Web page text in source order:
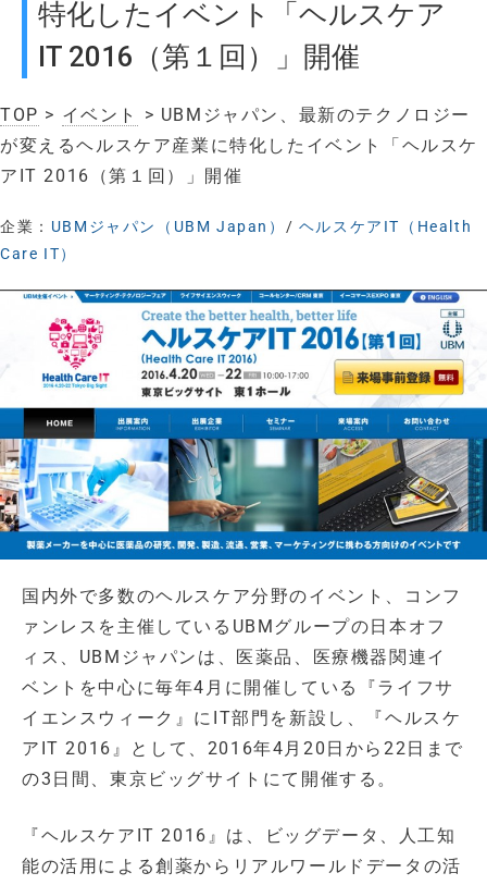
特化したイベント「ヘルスケア
IT 2016（第１回）」開催
TOP > イベント
> UBMジャパン、最新のテクノロジー
が変えるヘルスケア産業に特化したイベント「ヘルスケ
アIT 2016（第１回）」開催
企業： UBMジャパン（UBM Japan） / ヘルスケアIT（Health
Care IT）
国内外で多数のヘルスケア分野のイベント、コンフ
ァンレスを主催しているUBMグループの日本オフ
ィス、UBMジャパンは、医薬品、医療機器関連イ
ベントを中心に毎年4月に開催している『ライフサ
イエンスウィーク』にIT部門を新設し、『ヘルスケ
アIT 2016』として、2016年4月20日から22日まで
の3日間、東京ビッグサイトにて開催する。
『ヘルスケアIT 2016』は、ビッグデータ、人工知
能の活用による創薬からリアルワールドデータの活